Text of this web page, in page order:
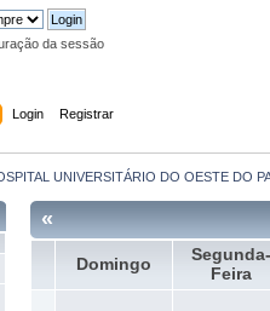
da sessão
Login Registrar
UNIVERSITÁRIO DO OESTE DO
«
Domingo
Segunda-
Feira